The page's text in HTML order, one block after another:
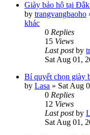
Giày bảo hộ tại
by trangvangbaoho
khác
0 Replies
15 Views
Last postby
Sat Aug 01,
Bí quyết chọn giày
by Lasa » Sat Aug
0 Replies
12 Views
Last postby
Sat Aug 01,